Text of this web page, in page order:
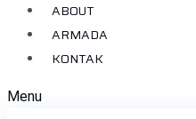
ABOUT
ARMADA
KONTAK
Menu